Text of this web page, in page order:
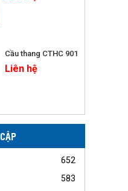
Cầu thang CTHC 901
Liên hệ
652
583